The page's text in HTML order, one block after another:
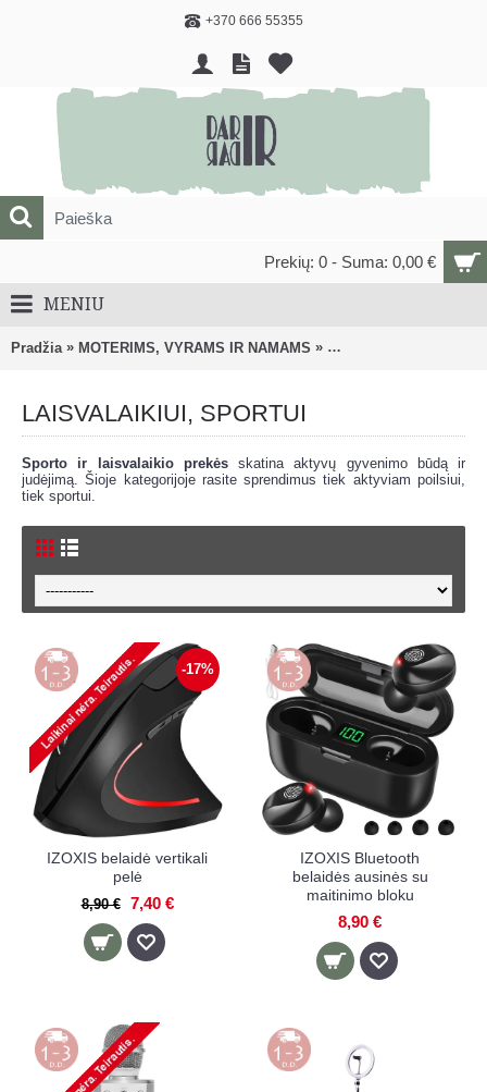
+370 666 55355
Prekių: 0 - Suma: 0,00 €
MENIU
Pradžia » MOTERIMS, VYRAMS IR NAMAMS » LAISVALAIKIUI,
LAISVALAIKIUI, SPORTUI
Sporto ir laisvalaikio prekėsskatina aktyvų gyvenimo būdą ir
judėjimą. Šioje kategorijoje rasite sprendimus tiek aktyviam poilsiui,
tiek sportui.
-17%
IZOXIS belaidė vertikali
pelė
8,90 € 7,40 €
IZOXIS Bluetooth
belaidės ausinės su
maitinimo bloku
8,90 €